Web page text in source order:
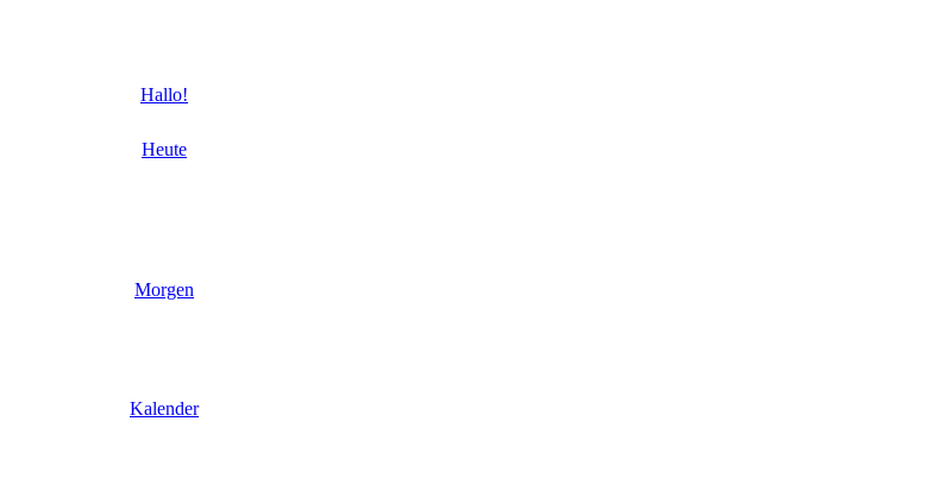
Hallo!
Heute
Morgen
Kalender